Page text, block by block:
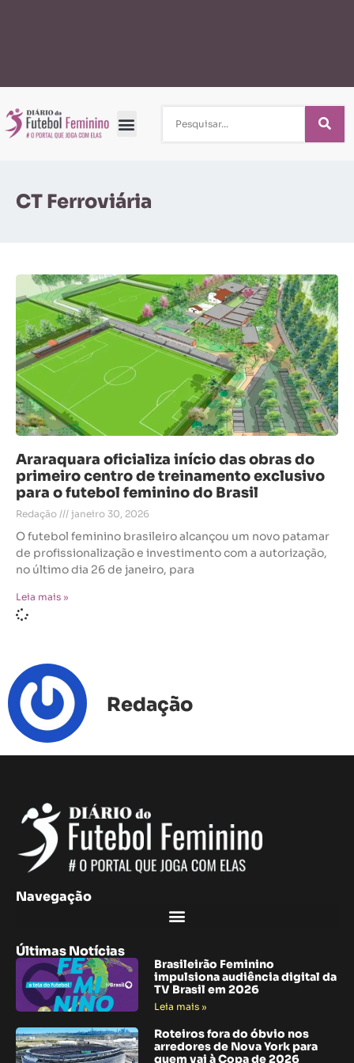
CT Ferroviária
Araraquara oficializa início das obras do
primeiro centro de treinamento exclusivo
para o futebol feminino do Brasil
Redação janeiro 30, 2026
O futebol feminino brasileiro alcançou um novo patamar
de profissionalização e investimento com a autorização,
no último dia 26 de janeiro, para
Leia mais »
Redação
Navegação
Últimas Notícias
Brasileirão Feminino
impulsiona audiência digital da
TV Brasil em 2026
Leia mais »
Roteiros fora do óbvio nos
arredores de Nova York para
quem vai à Copa de 2026